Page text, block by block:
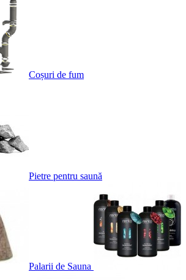
Coșuri de fum
Pietre pentru saună
Palarii de Sauna